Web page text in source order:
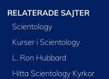
RELATERADE SAJTER
Scientology
Kurser i Scientology
L. Ron Hubbard
Hitta Scientology Kyrkor